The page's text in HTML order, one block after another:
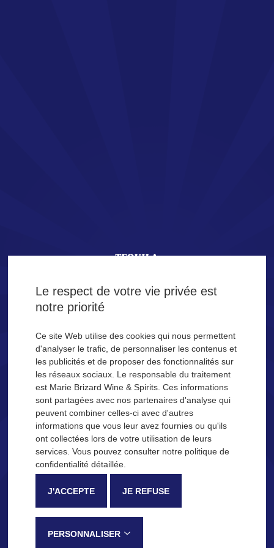
Description Processus de fabrication
La Tequila San José
Reconnaissable entre toutes pour sa douceur et ses notes fruitées,
la Tequila SAN JOSÉ est élaborée dans la province de Jalisco, au
Mexique, selon une méthode traditionnelle qui lui confère ses notes
NOS IDÉES COCKTAILS
la Tequila SAN JOSÉ.
Êtes-vous majeur ?
OUI NON
Se souvenir de moi
Le respect de votre vie privée est
notre priorité
Ce site Web utilise des cookies qui nous permettent
d'analyser le trafic, de personnaliser les contenus et
les publicités et de proposer des fonctionnalités sur
les réseaux sociaux. Le responsable du traitement
est Marie Brizard Wine & Spirits. Ces informations
sont partagées avec nos partenaires d'analyse qui
peuvent combiner celles-ci avec d'autres
informations que vous leur avez fournies ou qu'ils
ont collectées lors de votre utilisation de leurs
services. Vous pouvez consulter notre politique de
confidentialité détaillée.
J'ACCEPTE JE REFUSE
PERSONNALISER